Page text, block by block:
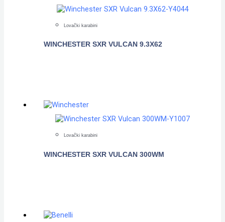
Lovački karabini
WINCHESTER SXR VULCAN 9.3X62
Lovački karabini
WINCHESTER SXR VULCAN 300WM